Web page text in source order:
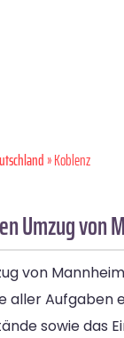
» Koblenz
Umzug
von
aller Aufgaben
sowie das